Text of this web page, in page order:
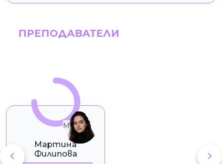
ПРЕПОДАВАТЕЛИ
МФ
Мартина
Филипова